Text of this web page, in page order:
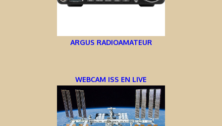
ARGUS RADIOAMATEUR
WEBCAM ISS EN LIVE